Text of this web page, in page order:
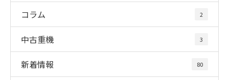
コラム 2
中古重機 3
新着情報 80